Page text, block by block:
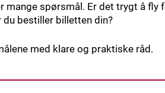
mange spørsmål. Er det trygt å fly
bestiller billetten din?
med klare og praktiske råd.